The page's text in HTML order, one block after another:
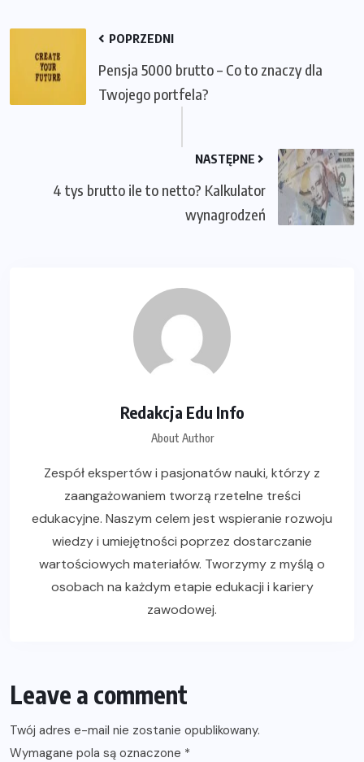
POPRZEDNI
Pensja 5000 brutto – Co to znaczy dla
Twojego portfela?
NASTĘPNE
4 tys brutto ile to netto? Kalkulator
wynagrodzeń
Redakcja Edu Info
About Author
Zespół ekspertów i pasjonatów nauki, którzy z
zaangażowaniem tworzą rzetelne treści
edukacyjne. Naszym celem jest wspieranie rozwoju
wiedzy i umiejętności poprzez dostarczanie
wartościowych materiałów. Tworzymy z myślą o
osobach na każdym etapie edukacji i kariery
zawodowej.
Leave a comment
Twój adres e-mail nie zostanie opublikowany.
Wymagane pola są oznaczone *